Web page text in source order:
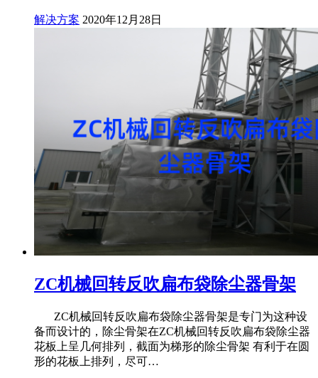
解决方案 2020年12月28日
ZC机械回转反吹扁布袋除尘器骨架
ZC机械回转反吹扁布袋除尘器骨架是专门为这种设
备而设计的，除尘骨架在ZC机械回转反吹扁布袋除尘器
花板上呈几何排列，截面为梯形的除尘骨架 有利于在圆
形的花板上排列，尽可…